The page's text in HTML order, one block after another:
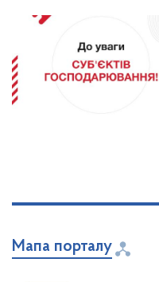
Мапа порталу